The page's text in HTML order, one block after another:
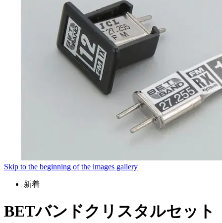
Skip to the beginning of the images gallery
新着
BETバンドクリスタルセット